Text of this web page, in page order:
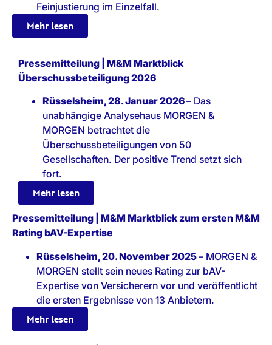
Feinjustierung im Einzelfall.
Mehr lesen
Pressemitteilung | M&M Marktblick
Überschussbeteiligung 2026
Rüsselsheim, 28. Januar 2026– Das
unabhängige Analysehaus MORGEN &
MORGEN betrachtet die
Überschussbeteiligungen von 50
Gesellschaften. Der positive Trend setzt sich
fort.
Mehr lesen
Pressemitteilung | M&M Marktblick zum ersten M&M
Rating bAV-Expertise
Rüsselsheim, 20. November 2025– MORGEN &
MORGEN stellt sein neues Rating zur bAV-
Expertise von Versicherern vor und veröffentlicht
die ersten Ergebnisse von 13 Anbietern.
Mehr lesen